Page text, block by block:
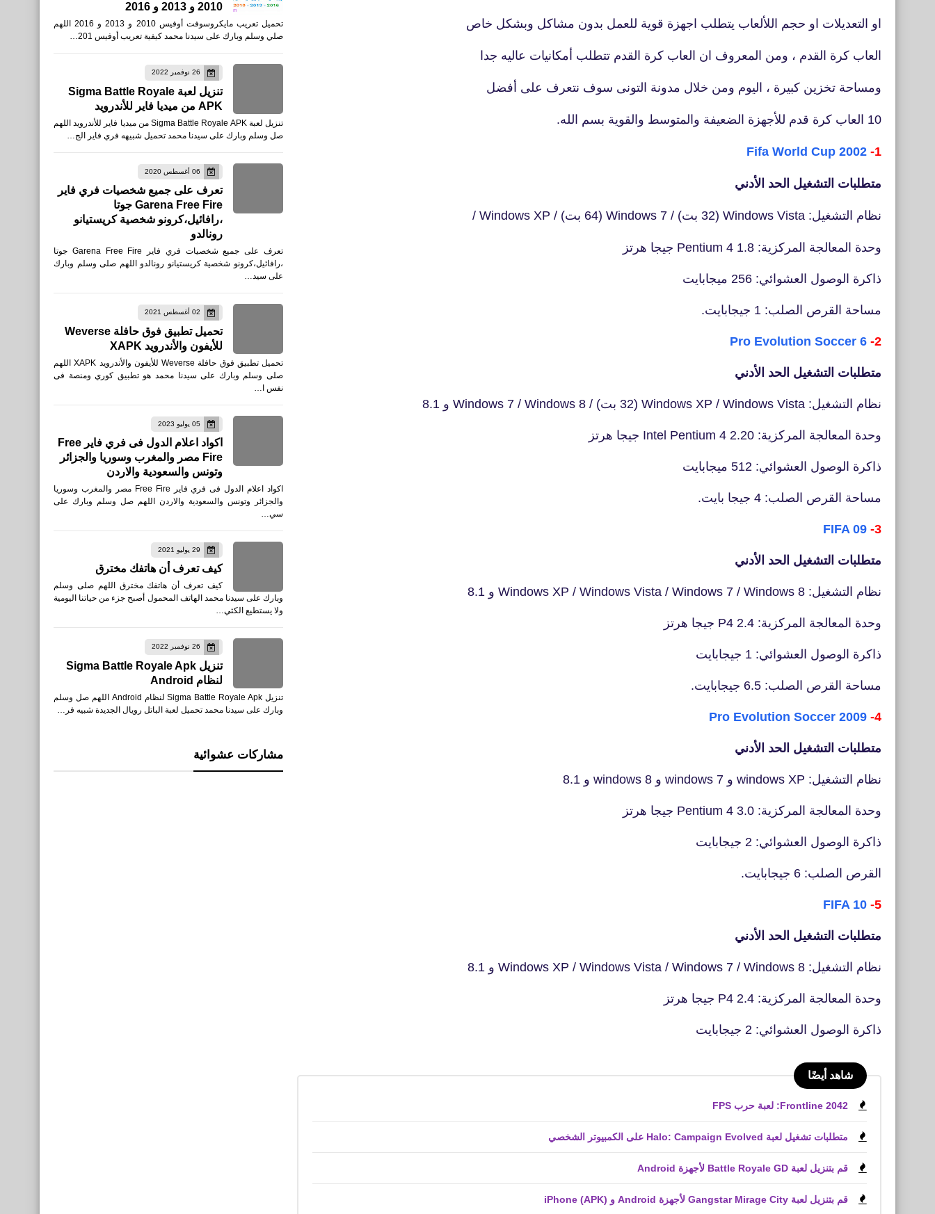
او التعديلات او حجم اللألعاب يتطلب اجهزة قوية للعمل بدون مشاكل وبشكل خاص
العاب كرة القدم ، ومن المعروف ان العاب كرة القدم تتطلب أمكانيات عاليه جدا
ومساحة تخزين كبيرة ، اليوم ومن خلال مدونة التونى سوف نتعرف على أفضل
10 العاب كرة قدم للأجهزة الضعيفة والمتوسط والقوية بسم الله.
1-
Fifa World Cup 2002
متطلبات التشغيل الحد الأدني
نظام التشغيل: Windows Vista (32 بت) / Windows 7 (64 بت) / Windows XP /
وحدة المعالجة المركزية: Pentium 4 1.8 جيجا هرتز
ذاكرة الوصول العشوائي: 256 ميجابايت
مساحة القرص الصلب: 1 جيجابايت.
2-
Pro Evolution Soccer 6
متطلبات التشغيل الحد الأدني
نظام التشغيل: Windows XP / Windows Vista (32 بت) / Windows 7 / Windows 8 و 8.1
وحدة المعالجة المركزية: Intel Pentium 4 2.20 جيجا هرتز
ذاكرة الوصول العشوائي: 512 ميجابايت
مساحة القرص الصلب: 4 جيجا بايت.
3-
FIFA 09
متطلبات التشغيل الحد الأدني
نظام التشغيل: Windows XP / Windows Vista / Windows 7 / Windows 8 و 8.1
وحدة المعالجة المركزية: P4 2.4 جيجا هرتز
ذاكرة الوصول العشوائي: 1 جيجابايت
مساحة القرص الصلب: 6.5 جيجابايت.
4-
Pro Evolution Soccer 2009
متطلبات التشغيل الحد الأدني
نظام التشغيل: windows XP و windows 7 و windows 8 و 8.1
وحدة المعالجة المركزية: Pentium 4 3.0 جيجا هرتز
ذاكرة الوصول العشوائي: 2 جيجابايت
القرص الصلب: 6 جيجابايت.
5-
متطلبات التشغيل الحد الأدني
نظام التشغيل: Windows XP / Windows Vista / Windows 7 / Windows 8 و 8.1
وحدة المعالجة المركزية: P4 2.4 جيجا هرتز
ذاكرة الوصول العشوائي: 2 جيجابايت
شاهد أيضًا
Frontline 2042: لعبة حرب FPS
متطلبات تشغيل لعبة Halo: Campaign Evolved على الكمبيوتر الشخصي
قم بتنزيل لعبة Battle Royale GD لأجهزة Android
قم بتنزيل لعبة Gangstar Mirage City لأجهزة Android و iPhone (APK)
2010 و 2013 و 2016
تحميل تعريب مايكروسوفت أوفيس 2010 و 2013 و 2016 اللهم
صلي وسلم وبارك على سيدنا محمد كيفية تعريب أوفيس 201…
26 نوفمبر 2022
تنزيل لعبة Sigma Battle Royale
APK من ميديا فاير للأندرويد
تنزيل لعبة Sigma Battle Royale APK من ميديا فاير للأندرويد اللهم
صل وسلم وبارك على سيدنا محمد تحميل شبيهه فري فاير الج…
06 أغسطس 2020
تعرف على جميع شخصيات فري فاير
Garena Free Fire جوتا
،رافائيل،كرونو شخصية كريستيانو
رونالدو
تعرف على جميع شخصيات فري فاير Garena Free Fire جوتا
،رافائيل،كرونو شخصية كريستيانو رونالدو اللهم صلى وسلم وبارك
على سيد…
02 أغسطس 2021
تحميل تطبيق فوق حافلة Weverse
للأيفون والأندرويد XAPK
تحميل تطبيق فوق حافلة Weverse للأيفون والأندرويد XAPK اللهم
صلى وسلم وبارك على سيدنا محمد هو تطبيق كوري ومنصة فى
نفس ا…
05 يوليو 2023
اكواد اعلام الدول فى فري فاير Free
Fire مصر والمغرب وسوريا والجزائر
وتونس والسعودية والاردن
اكواد اعلام الدول فى فري فاير Free Fire مصر والمغرب وسوريا
والجزائر وتونس والسعودية والاردن اللهم صل وسلم وبارك على
سي…
29 يوليو 2021
كيف تعرف أن هاتفك مخترق
كيف تعرف أن هاتفك مخترق اللهم صلى وسلم
وبارك على سيدنا محمد الهاتف المحمول أصبح جزء من حياتنا اليومية
ولا يستطيع الكثي…
26 نوفمبر 2022
تنزيل Sigma Battle Royale Apk
لنظام Android
تنزيل Sigma Battle Royale Apk لنظام Android اللهم صل وسلم
وبارك على سيدنا محمد تحميل لعبة الباتل رويال الجديدة شبيه فر…
مشاركات عشوائية